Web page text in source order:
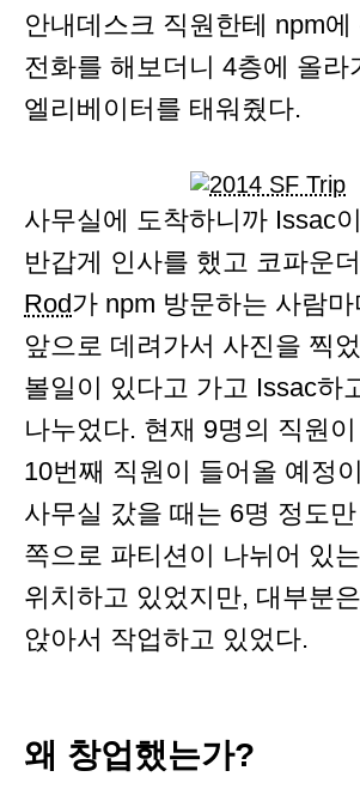
안내데스크 직원한테 npm
전화를 해보더니 4층에 올라
엘리베이터를 태워줬다.
사무실에 도착하니까 Issac
반갑게 인사를 했고 코파운
Rod가 npm 방문하는 사람
앞으로 데려가서 사진을 찍
볼일이 있다고 가고 Issac하
나누었다. 현재 9명의 직원이
10번째 직원이 들어올 예정
사무실 갔을 때는 6명 정도
쪽으로 파티션이 나뉘어 있
위치하고 있었지만, 대부분
앉아서 작업하고 있었다.
왜 창업했는가?